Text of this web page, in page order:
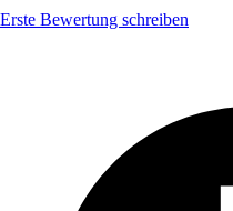
Erste Bewertung schreiben